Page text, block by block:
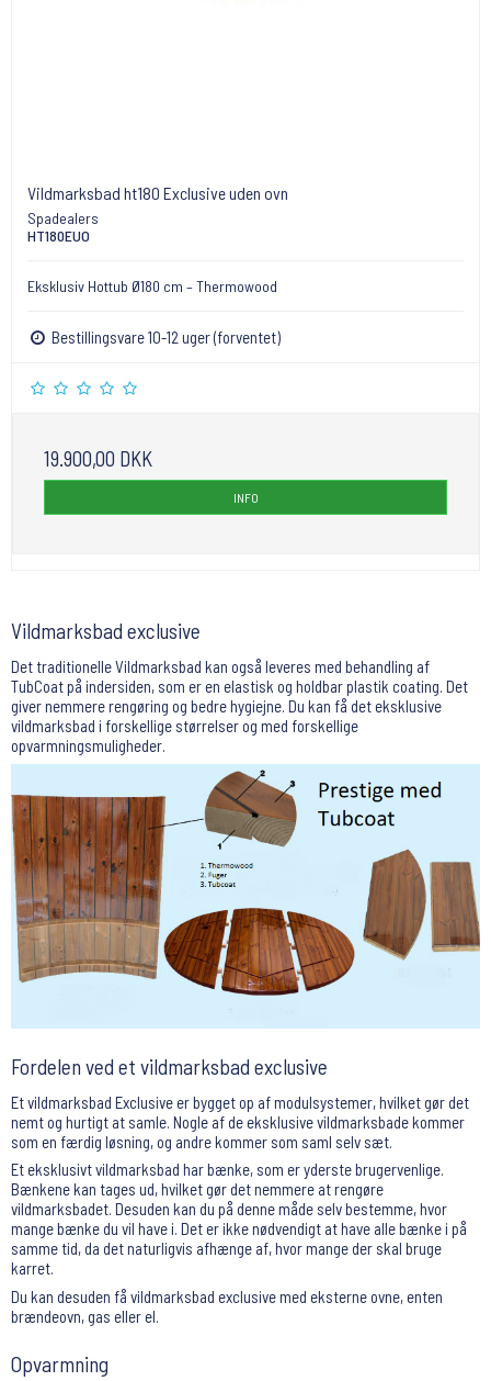
Vildmarksbad ht180 Exclusive uden ovn
Spadealers
HT180EUO
Eksklusiv Hottub Ø180 cm – Thermowood
Bestillingsvare 10-12 uger (forventet)
19.900,00 DKK
INFO
Vildmarksbad exclusive
Det traditionelle Vildmarksbad kan også leveres med behandling af
TubCoat på indersiden, som er en elastisk og holdbar plastik coating. Det
giver nemmere rengøring og bedre hygiejne. Du kan få det eksklusive
vildmarksbad i forskellige størrelser og med forskellige
opvarmningsmuligheder.
Fordelen ved et vildmarksbad exclusive
Et vildmarksbad Exclusive er bygget op af modulsystemer, hvilket gør det
nemt og hurtigt at samle. Nogle af de eksklusive vildmarksbade kommer
som en færdig løsning, og andre kommer som saml selv sæt.
Et eksklusivt vildmarksbad har bænke, som er yderste brugervenlige.
Bænkene kan tages ud, hvilket gør det nemmere at rengøre
vildmarksbadet. Desuden kan du på denne måde selv bestemme, hvor
mange bænke du vil have i. Det er ikke nødvendigt at have alle bænke i på
samme tid, da det naturligvis afhænge af, hvor mange der skal bruge
karret.
Du kan desuden få vildmarksbad exclusive med eksterne ovne, enten
brændeovn, gas eller el.
Opvarmning